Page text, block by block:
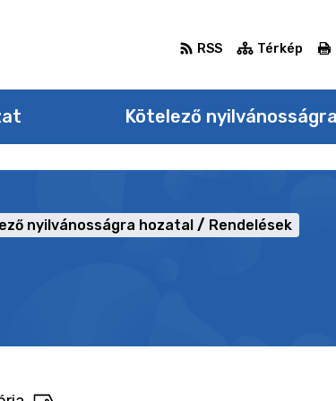
Kötelező
RSS Térkép
nyilvánosságra hozatal Rendelések